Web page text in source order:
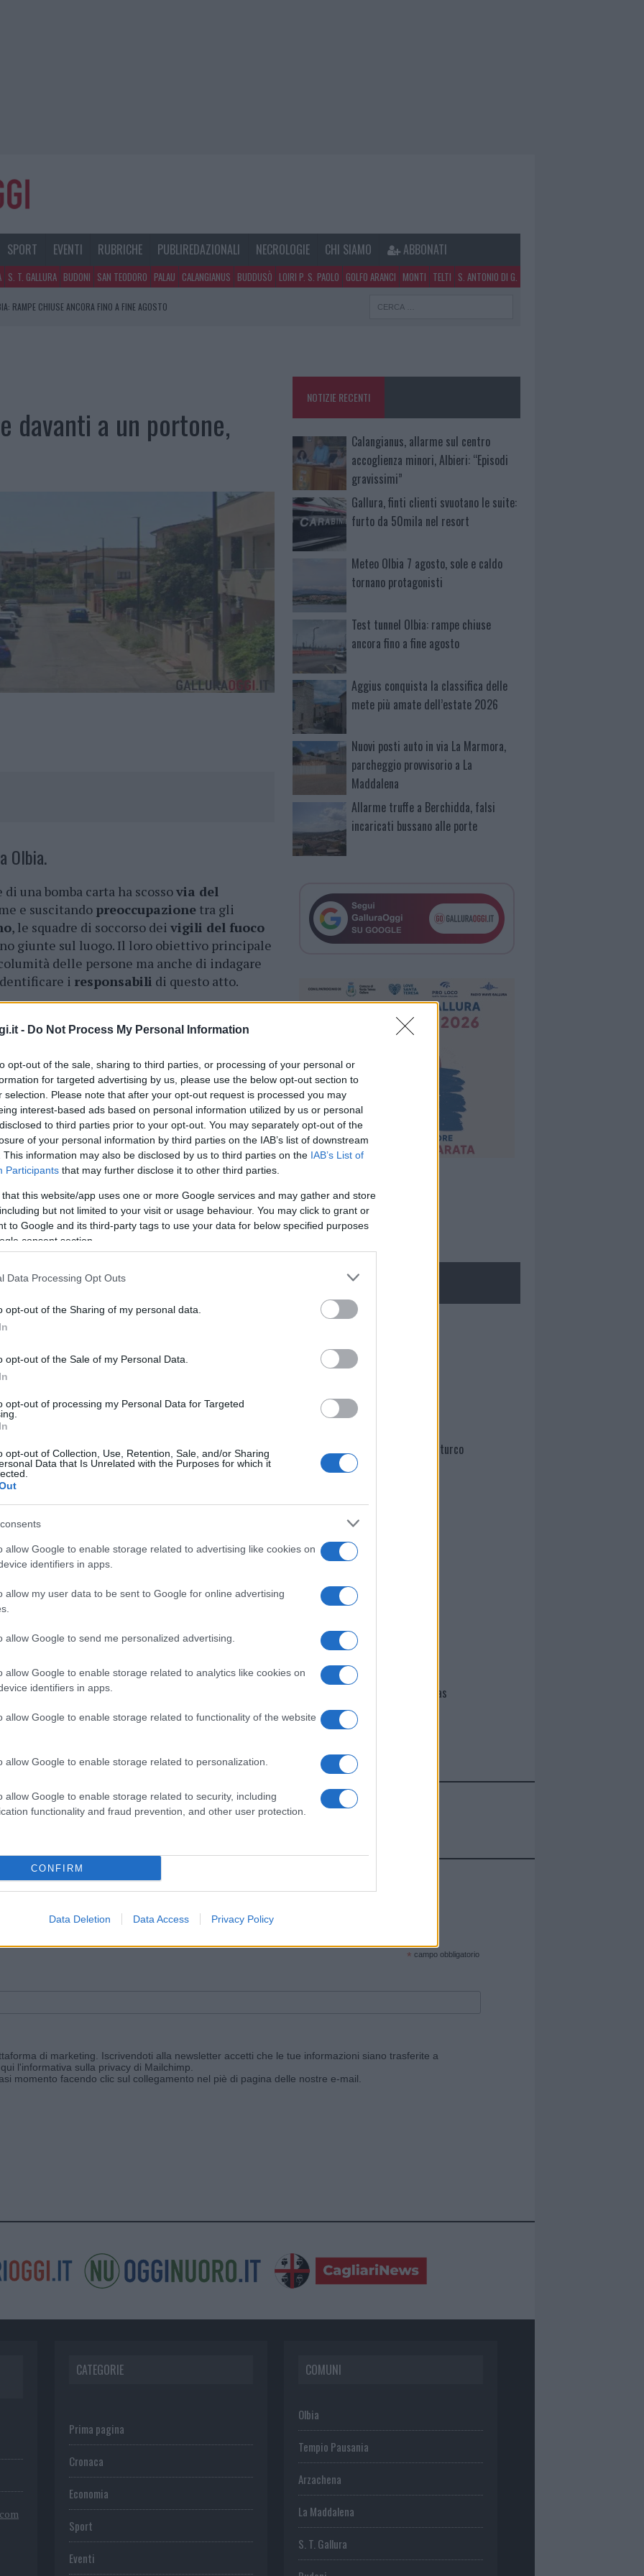
- Do Not Process My Personal Information
opt-out of the sale, sharing to third parties, or processing of your personal or
for targeted advertising by us, please use the below opt-out section to
selection. Please note that after your opt-out request is processed you may
interest-based ads based on personal information utilized by us or personal
to third parties prior to your opt-out. You may separately opt-out of the
of your personal information by third parties on the IAB’s list of downstream
This information may also be disclosed by us to third parties on the IAB’s List of
Participants that may further disclose it to other third parties.
that this website/app uses one or more Google services and may gather and store
but not limited to your visit or usage behaviour. You may click to grant or
to Google and its third-party tags to use your data for below specified purposes
consent section.
Data Processing Opt Outs
opt-out of the Sharing of my personal data.
opt-out of the Sale of my Personal Data.
opt-out of processing my Personal Data for Targeted
opt-out of Collection, Use, Retention, Sale, and/or Sharing
Data that Is Unrelated with the Purposes for which it
allow Google to enable storage related to advertising like cookies on
identifiers in apps.
allow my user data to be sent to Google for online advertising
allow Google to send me personalized advertising.
allow Google to enable storage related to analytics like cookies on
identifiers in apps.
allow Google to enable storage related to functionality of the website
allow Google to enable storage related to personalization.
allow Google to enable storage related to security, including
functionality and fraud prevention, and other user protection.
CONFIRM
Data Deletion Data Access Privacy Policy
SPORT EVENTI RUBRICHE PUBLIREDAZIONALI NECROLOGIE CHI SIAMO ABBONATI
S. T. GALLURA BUDONI SAN TEODORO PALAU CALANGIANUS BUDDUSÒ LOIRI P. S. PAOLO GOLFO ARANCI MONTI TELTI S. ANTONIO DI G.
RAMPE CHIUSE ANCORA FINO A FINE AGOSTO
davanti a un portone,
Olbia.
una bomba carta ha scossovia del
e suscitando preoccupazione tra gli
, le squadre di soccorso dei vigili del fuoco
giunte sul luogo. Il loro obiettivo principale
delle persone ma anche di indagare
i responsabili di questo atto.
preoccupazioni, le forze dell’ordine stanno
leregistrazioni delle telecamere di
sforzo investigativo mira a fare piena
e a fornire un senso di chiarezza e
cliccandoqui
nella sezioneLogin
Prossimo articolo
NOTIZIE RECENTI
Calangianus, allarme sul centro
accoglienza minori, Albieri: “Episodi
gravissimi”
Gallura, finti clienti svuotano le suite:
furto da 50mila nel resort
Meteo Olbia 7 agosto, sole e caldo
tornano protagonisti
Test tunnel Olbia: rampe chiuse
ancora fino a fine agosto
Aggius conquista la classifica delle
mete più amate dell’estate 2026
Nuovi posti auto in via La Marmora,
parcheggio provvisorio a La
Maddalena
Allarme truffe a Berchidda, falsi
incaricati bussano alle porte
NECROLOGIE
Martina Agostina Diturco
I nostri cari
I nostri cari
Giovannimaria Cabras
Invia un Comunicato Stampa|Pubblicità|Segnala
e ricevi le nostre email periodiche contenenti le ultime notizie pubblicate sul sito web!
* campo obbligatorio
di marketing. Iscrivendoti alla newsletter accetti che le tue informazioni siano trasferite a
l'informativa sulla privacy di Mailchimp
momento facendo clic sul collegamento nel piè di pagina delle nostre e-mail.
CATEGORIE
Prima pagina
Cronaca
Economia
Sport
Eventi
COMUNI
Olbia
Tempio Pausania
Arzachena
La Maddalena
S. T. Gallura